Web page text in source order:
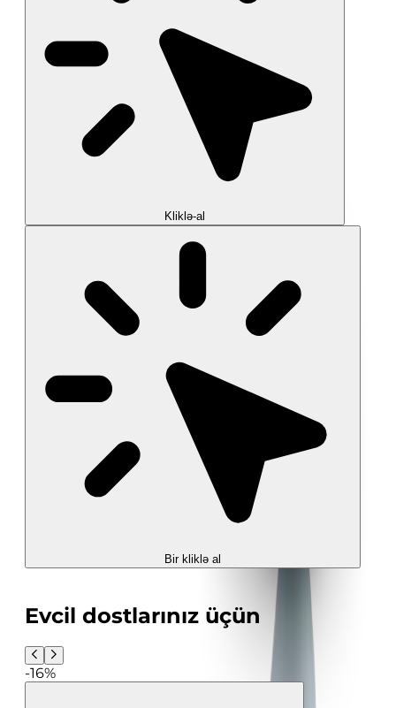
Kliklə-al
Bir kliklə al
Evcil dostlarınız üçün
-16%